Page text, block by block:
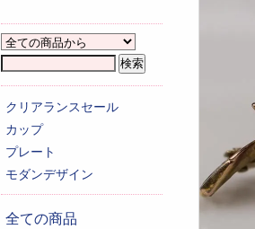
クリアランスセール
カップ
プレート
モダンデザイン
全ての商品